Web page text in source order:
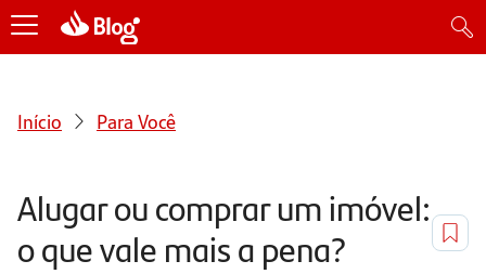
Início Para Você
Alugar ou comprar um imóvel:
o que vale mais a pena?